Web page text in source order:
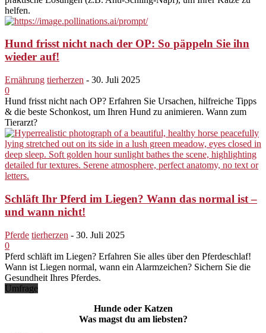
helfen.
Hund frisst nicht nach der OP: So päppeln Sie ihn
wieder auf!
Ernährung tierherzen - 30. Juli 2025
0
Hund frisst nicht nach OP? Erfahren Sie Ursachen, hilfreiche Tipps
& die beste Schonkost, um Ihren Hund zu animieren. Wann zum
Tierarzt?
Schläft Ihr Pferd im Liegen? Wann das normal ist –
und wann nicht!
Pferde tierherzen - 30. Juli 2025
0
Pferd schläft im Liegen? Erfahren Sie alles über den Pferdeschlaf!
Wann ist Liegen normal, wann ein Alarmzeichen? Sichern Sie die
Gesundheit Ihres Pferdes.
Umfrage
Hunde oder Katzen
Was magst du am liebsten?